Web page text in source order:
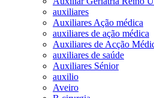
auxiliares
Auxiliares Ação médica
auxiliares de ação médica
Auxiliares de Acção
auxiliares de saúde
Auxiliares Sénior
auxilio
Aveiro